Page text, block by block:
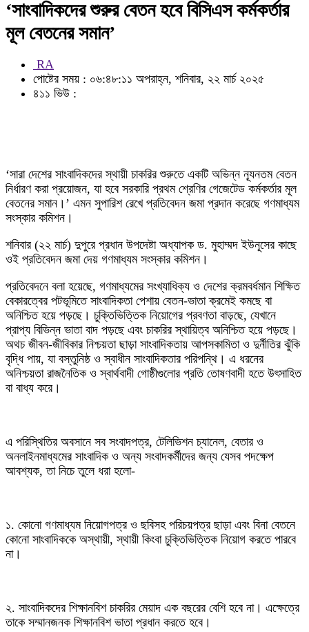
‘সাংবাদিকদের শুরুর বেতন হবে বিসিএস কর্মকর্তার
মূল বেতনের সমান’
RA
পোষ্টের সময় : ০৬:৪৮:১১ অপরাহ্ন, শনিবার, ২২ মার্চ ২০২৫
৪১১ ভিউ :
‘সারা দেশের সাংবাদিকদের স্থায়ী চাকরির শুরুতে একটি অভিন্ন ন্যূনতম বেতন
নির্ধারণ করা প্রয়োজন, যা হবে সরকারি প্রথম শ্রেণির গেজেটেড কর্মকর্তার মূল
বেতনের সমান।’ এমন সুপারিশ রেখে প্রতিবেদন জমা প্রদান করেছে গণমাধ্যম
সংস্কার কমিশন।
শনিবার (২২ মার্চ) দুপুরে প্রধান উপদেষ্টা অধ্যাপক ড. মুহাম্মদ ইউনূসের কাছে
ওই প্রতিবেদন জমা দেয় গণমাধ্যম সংস্কার কমিশন।
প্রতিবেদনে বলা হয়েছে, গণমাধ্যমের সংখ্যাধিক্য ও দেশের ক্রমবর্ধমান শিক্ষিত
বেকারত্বের পটভূমিতে সাংবাদিকতা পেশায় বেতন-ভাতা ক্রমেই কমছে বা
অনিশ্চিত হয়ে পড়ছে। চুক্তিভিত্তিক নিয়োগের প্রবণতা বাড়ছে, যেখানে
প্রাপ্য বিভিন্ন ভাতা বাদ পড়ছে এবং চাকরির স্থায়িত্ব অনিশ্চিত হয়ে পড়ছে।
অথচ জীবন-জীবিকার নিশ্চয়তা ছাড়া সাংবাদিকতায় আপসকামিতা ও দুর্নীতির ঝুঁকি
বৃদ্ধি পায়, যা বস্তুনিষ্ঠ ও স্বাধীন সাংবাদিকতার পরিপন্থি। এ ধরনের
অনিশ্চয়তা রাজনৈতিক ও স্বার্থবাদী গোষ্ঠীগুলোর প্রতি তোষণবাদী হতে উৎসাহিত
বা বাধ্য করে।
এ পরিস্থিতির অবসানে সব সংবাদপত্র, টেলিভিশন চ্যানেল, বেতার ও
অনলাইনমাধ্যমের সাংবাদিক ও অন্য সংবাদকর্মীদের জন্য যেসব পদক্ষেপ
আবশ্যক, তা নিচে তুলে ধরা হলো-
১. কোনো গণমাধ্যম নিয়োগপত্র ও ছবিসহ পরিচয়পত্র ছাড়া এবং বিনা বেতনে
কোনো সাংবাদিককে অস্থায়ী, স্থায়ী কিংবা চুক্তিভিত্তিক নিয়োগ করতে পারবে
না।
২. সাংবাদিকদের শিক্ষানবিশ চাকরির মেয়াদ এক বছরের বেশি হবে না। এক্ষেত্রে
তাকে সম্মানজনক শিক্ষানবিশ ভাতা প্রধান করতে হবে।